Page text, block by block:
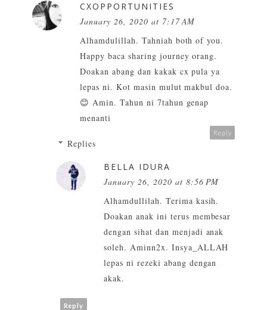
CXOPPORTUNITIES
January 26, 2020 at 7:17 AM
Alhamdulillah. Tahniah both of you.
Happy baca sharing journey orang.
Doakan abang dan kakak cx pula ya
lepas ni. Kot masin mulut makbul doa.
😊 Amin. Tahun ni 7tahun genap
menanti
Reply
Replies
BELLA IDURA
January 26, 2020 at 8:56 PM
Alhamdullilah. Terima kasih.
Doakan anak ini terus membesar
dengan sihat dan menjadi anak
soleh. Aminn2x. Insya_ALLAH
lepas ni rezeki abang dengan
akak.
Reply